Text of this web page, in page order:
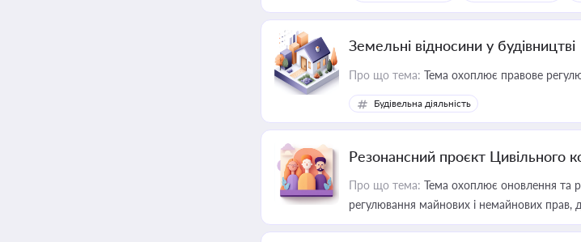
Земельні відносини у будівництві
Про що тема: Тема охоплює правове
Будівельна діяльність
Резонансний проєкт Цивільного
Про що тема: Тема охоплює оновлення та
регулювання майнових і немайнових прав,